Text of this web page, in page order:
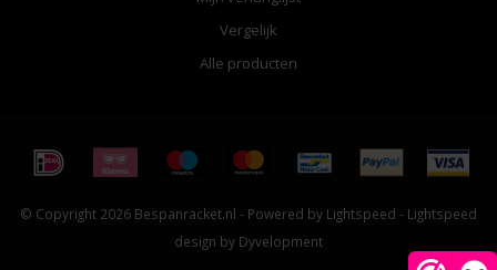
Vergelijk
Alle producten
© Copyright 2026 Bespanracket.nl - Powered by Lightspeed - Lightspeed
design by Dyvelopment